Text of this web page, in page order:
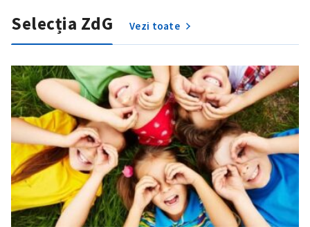
Selecția ZdG Vezi toate
Am citit și sunt de
acord cupolitica de
TRIMITE ȘTIREA